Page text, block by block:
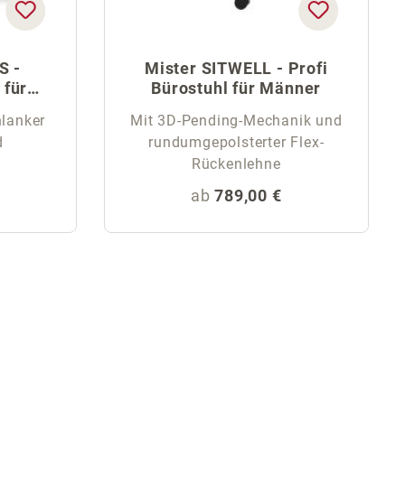
-
für
Mister SITWELL - Profi
Bürostuhl für Männer
Mit 3D-Pending-Mechanik und
rundumgepolsterter Flex-
Rückenlehne
Regulärer Preis:
ab789,00 €